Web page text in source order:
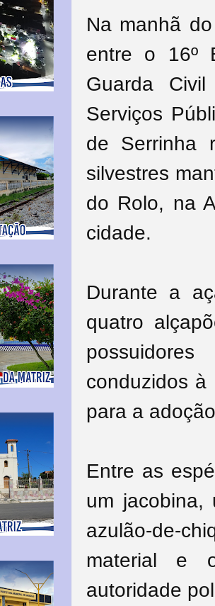
Na manhã
entre o 16º
Guarda
Serviços
de Serrinha
silvestres
do Rolo, na
cidade.
Durante a
quatro
conduzidos à
para a
Entre as
um jacobina,
azulão-de-
material e
autoridade